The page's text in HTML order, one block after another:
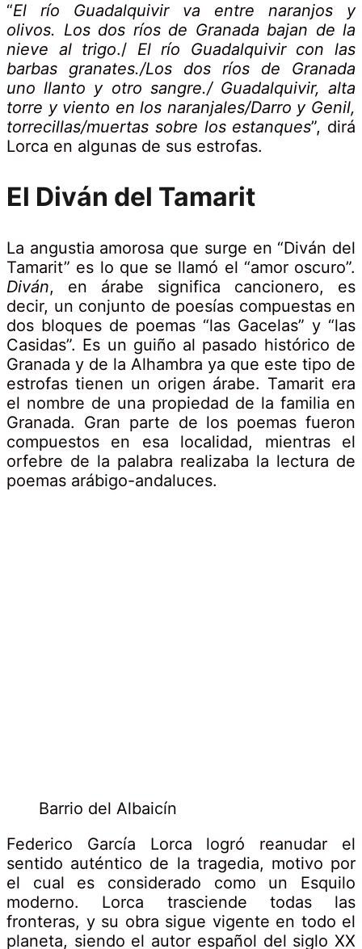
“El río Guadalquivir va entre naranjos y
olivos. Los dos ríos de Granada bajan de la
nieve al trigo./ El río Guadalquivir con las
barbas granates./Los dos ríos de Granada
uno llanto y otro sangre./Guadalquivir, alta
torre y viento en los naranjales/Darro y Genil,
torrecillas/muertas sobre los estanques”, dirá
Lorca en algunas de sus estrofas.
El Diván del Tamarit
La angustia amorosa que surge en “Diván del
Tamarit” es lo que se llamó el “amor oscuro”.
Diván, en árabe significa cancionero, es
decir, un conjunto de poesías compuestas en
dos bloques de poemas “las Gacelas” y “las
Casidas”. Es un guiño al pasado histórico de
Granada y de la Alhambra ya que este tipo de
estrofas tienen un origen árabe. Tamarit era
el nombre de una propiedad de la familia en
Granada. Gran parte de los poemas fueron
compuestos en esa localidad, mientras el
orfebre de la palabra realizaba la lectura de
poemas arábigo-andaluces.
Barrio del Albaicín
Federico García Lorca logró reanudar el
sentido auténtico de la tragedia, motivo por
el cual es considerado como un Esquilo
moderno. Lorca trasciende todas las
fronteras, y su obra sigue vigente en todo el
planeta, siendo el autor español del siglo XX